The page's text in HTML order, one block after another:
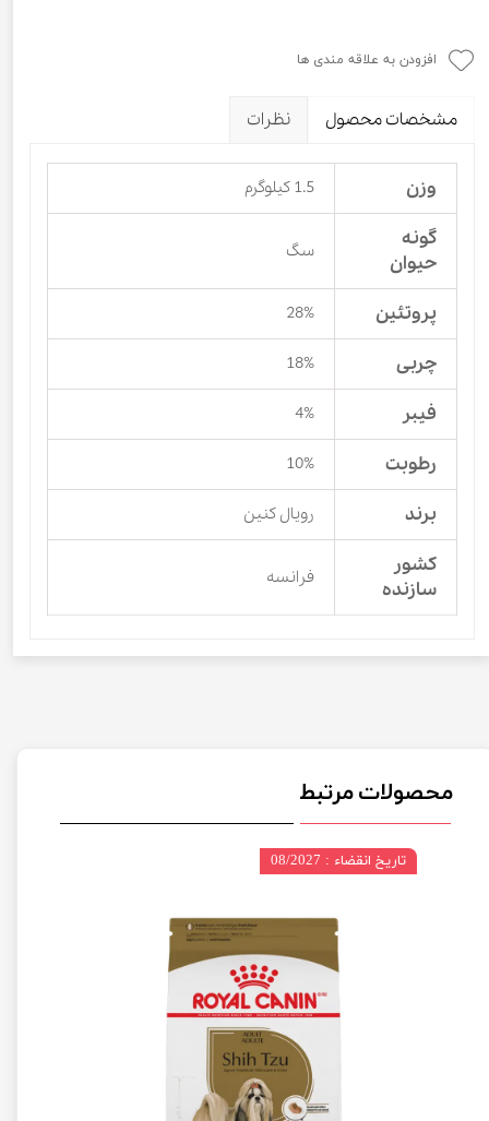
افزودن به علاقه مندی ها
مشخصات محصول نظرات
وزن 1.5 کیلوگرم
گونه
حیوان
سگ
پروتئین 28%
چربی 18%
فیبر 4%
رطوبت 10%
برند رویال کنین
کشور
سازنده
فرانسه
محصولات مرتبط
تاریخ انقضاء : 08/2027